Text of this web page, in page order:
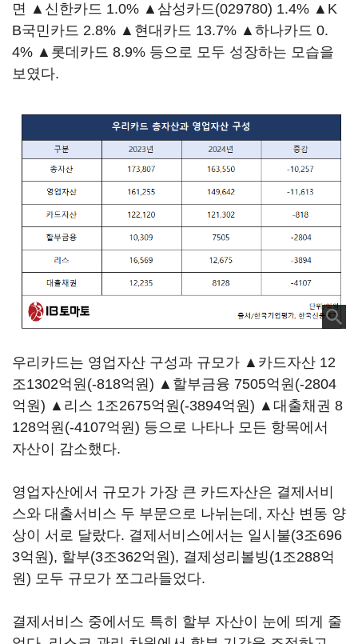
면 ▲신한카드 1.0% ▲ 삼성카드(029780) 1.4% ▲K
B국민카드 2.8% ▲현대카드 13.7% ▲하나카드 0.
4% ▲롯데카드 8.9% 등으로 모두 성장하는 모습을
보였다.
우리카드는 영업자산 구성과 규모가 ▲카드자산 12
조1302억원(-818억원) ▲할부금융 7505억원(-2804
억원) ▲리스 1조2675억원(-3894억원) ▲대출채권 8
128억원(-4107억원) 등으로 나타나 모든 항목에서
자산이 감소했다.
영업자산에서 규모가 가장 큰 카드자산은 결제서비
스와 대출서비스 두 부문으로 나뉘는데, 자산 변동 양
상이 서로 달랐다. 결제서비스에서는 일시불(3조696
3억원), 할부(3조362억원), 결제성리볼빙(1조288억
원) 모두 규모가 쪼그라들었다.
결제서비스 중에서도 특히 할부 자산이 눈에 띄게 줄